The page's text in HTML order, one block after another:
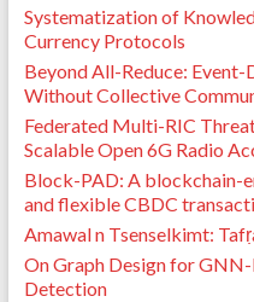
Systematization of
Currency Protocols
Beyond All-Reduce:
Without Collective
Federated Multi-RIC
Scalable Open 6G Radio
Block-PAD: A blockchain-
and flexible CBDC
Amawal n Tsenselkimt:
On Graph Design for
Detection